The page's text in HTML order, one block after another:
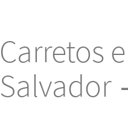
Carretos
Salvador